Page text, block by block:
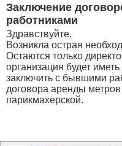
499 ₽
-15%
Отмена Оплатить
Заключение
работниками
Здравствуйте.
Возникла острая
Остаются только
организация будет
заключить с бывшими
договора аренды
парикмахерской.